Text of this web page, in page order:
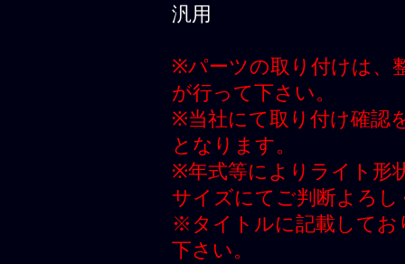
汎用
※パーツの取り付けは、
が行って下さい。
※当社にて取り付け確認
となります。
※年式等によりライト形
サイズにてご判断よろ
※タイトルに記載してお
下さい。